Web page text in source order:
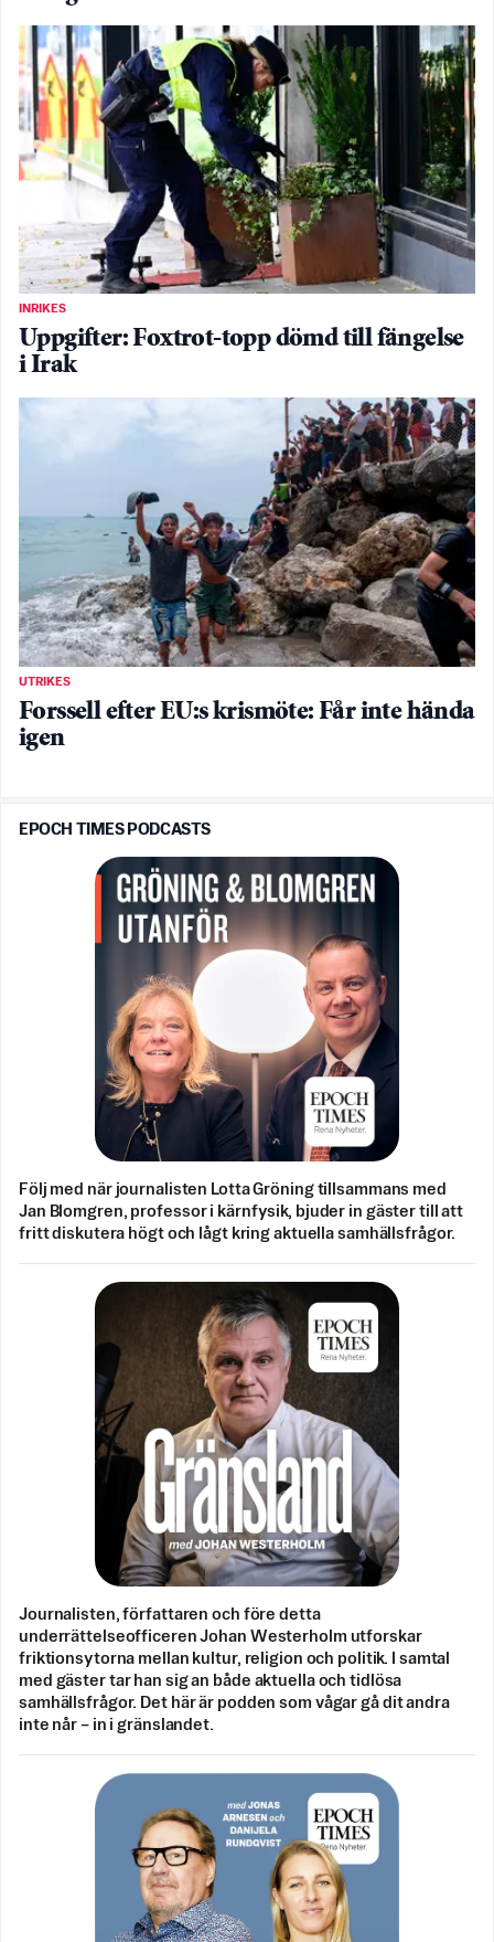
INRIKES
Uppgifter: Foxtrot-topp dömd till fängelse
i Irak
UTRIKES
Forssell efter EU:s krismöte: Får inte hända
igen
EPOCH TIMES PODCASTS
Följ med när journalisten Lotta Gröning tillsammans med
Jan Blomgren, professor i kärnfysik, bjuder in gäster till att
fritt diskutera högt och lågt kring aktuella samhällsfrågor.
Journalisten, författaren och före detta
underrättelseofficeren Johan Westerholm utforskar
friktionsytorna mellan kultur, religion och politik. I samtal
med gäster tar han sig an både aktuella och tidlösa
samhällsfrågor. Det här är podden som vågar gå dit andra
inte når – in i gränslandet.